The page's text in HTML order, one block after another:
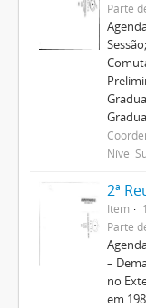
Parte
Nível
Item
Parte
–
no
em